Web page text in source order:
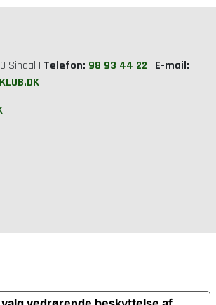
Sindal | Telefon: 98 93 44 22 | E-mail: